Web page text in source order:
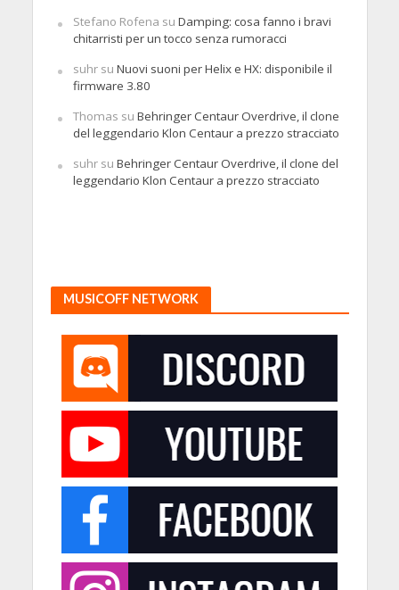
Stefano Rofena su Damping: cosa fanno i bravi
chitarristi per un tocco senza rumoracci
suhrsu Nuovi suoni per Helix e HX: disponibile il
firmware 3.80
Thomas su Behringer Centaur Overdrive, il clone
del leggendario Klon Centaur a prezzo stracciato
suhrsu Behringer Centaur Overdrive, il clone del
leggendario Klon Centaur a prezzo stracciato
MUSICOFF NETWORK